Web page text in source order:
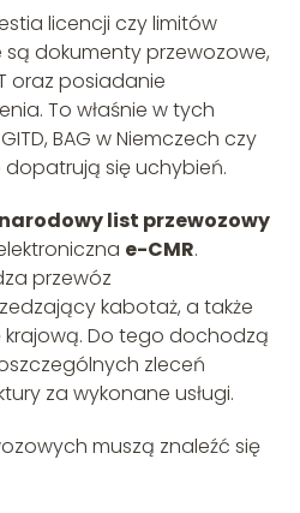
licencji czy limitów
są dokumenty przewozowe,
oraz posiadanie
To właśnie w tych
BAG w Niemczech czy
dopatrują się uchybień.
list przewozowy
e-CMR.
przewóz
kabotaż, a także
Do tego dochodzą
zleceń
za wykonane usługi.
muszą znaleźć się